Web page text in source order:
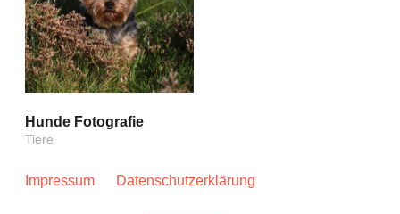
Hunde Fotografie
Tiere
Impressum Datenschutzerklärung